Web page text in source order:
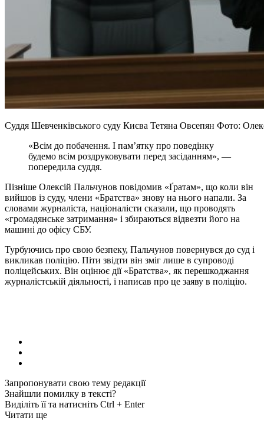
Суддя Шевченківського суду Києва Тетяна Овсепян Фото:
«Всім до побачення. І пам’ятку про поведінку
будемо всім роздруковувати перед засіданням», —
попередила суддя.
Пізніше Олексій Пальчунов повідомив «Ґратам», що коли він
вийшов із суду, члени «Братства» знову на нього напали. За
словами журналіста, націоналісти сказали, що проводять
«громадянське затримання» і збираються відвезти його на
машині до офісу СБУ.
Турбуючись про свою безпеку, Пальчунов повернувся до суд і
викликав поліцію. Піти звідти він зміг лише в супроводі
поліцейських. Він оцінює дії «Братства», як перешкоджання
журналістській діяльності, і написав про це заяву в поліцію.
Запропонувати свою тему редакції
Знайшли помилку в тексті?
Виділіть її та натисніть Ctrl + Enter
Читати ще